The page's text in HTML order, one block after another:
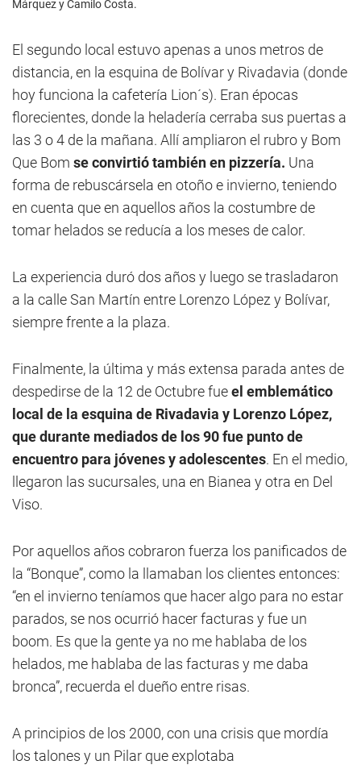
Márquez y Camilo Costa.
El segundo local estuvo apenas a unos metros de
distancia, en la esquina de Bolívar y Rivadavia (donde
hoy funciona la cafetería Lion´s). Eran épocas
florecientes, donde la heladería cerraba sus puertas a
las 3 o 4 de la mañana. Allí ampliaron el rubro y Bom
Que Bom se convirtió también en pizzería. Una
forma de rebuscársela en otoño e invierno, teniendo
en cuenta que en aquellos años la costumbre de
tomar helados se reducía a los meses de calor.
La experiencia duró dos años y luego se trasladaron
a la calle San Martín entre Lorenzo López y Bolívar,
siempre frente a la plaza.
Finalmente, la última y más extensa parada antes de
despedirse de la 12 de Octubre fueel emblemático
local de la esquina de Rivadavia y Lorenzo López,
que durante mediados de los 90 fue punto de
encuentro para jóvenes y adolescentes. En el medio,
llegaron las sucursales, una en Bianea y otra en Del
Viso.
Por aquellos años cobraron fuerza los panificados de
la “Bonque”, como la llamaban los clientes entonces:
“en el invierno teníamos que hacer algo para no estar
parados, se nos ocurrió hacer facturas y fue un
boom. Es que la gente ya no me hablaba de los
helados, me hablaba de las facturas y me daba
bronca”, recuerda el dueño entre risas.
A principios de los 2000, con una crisis que mordía
los talones y un Pilar que explotaba